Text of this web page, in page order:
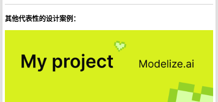
其他代表性的设计案例：